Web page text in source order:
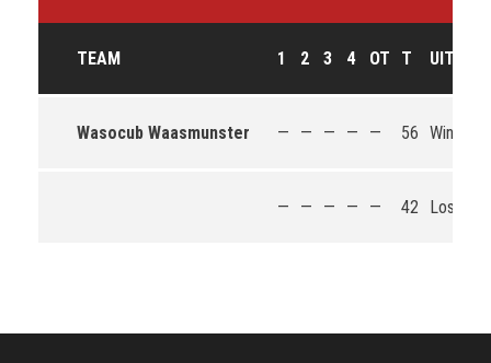
TEAM 1 2 3 4 OT T
Wasocub Waasmunster — — — — — 56 Win
— — — — — 42 Loss